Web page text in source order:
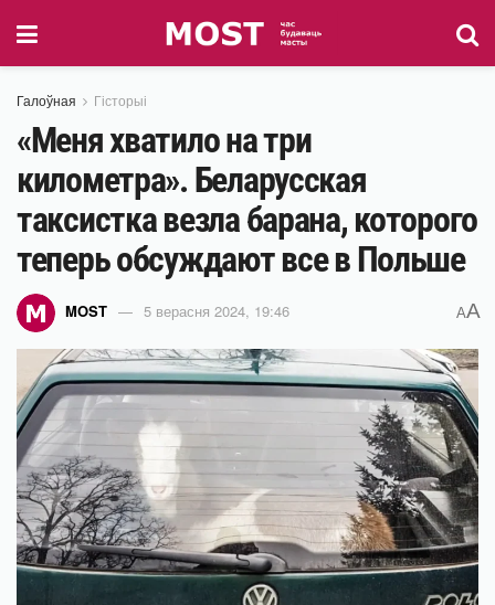
Галоўная Гісторыі
«Меня хватило на три
километра». Беларусская
таксистка везла барана, которого
теперь обсуждают все в Польше
MOST 5 верасня 2024, 19:46 AA